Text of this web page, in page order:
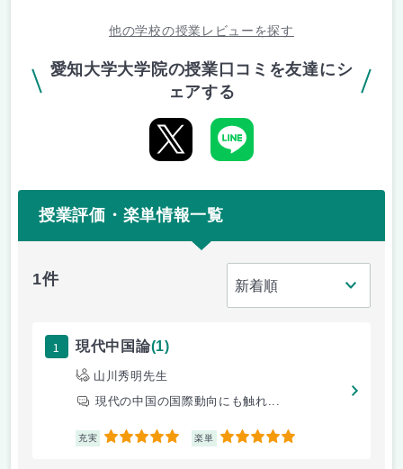
他の学校の授業レビューを探す
愛知大学大学院の授業口コミを友達にシ
ェアする
授業評価・楽単情報一覧
1件
1 現代中国論(1)
山川秀明先生
現代の中国の国際動向にも触れ...
充実 5 楽単 5